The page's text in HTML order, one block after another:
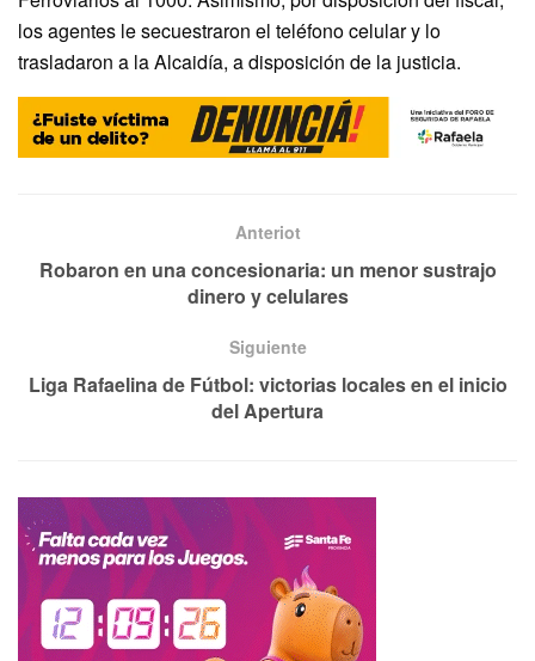
los agentes le secuestraron el teléfono celular y lo
trasladaron a la Alcaidía, a disposición de la justicia.
Anteriot
Robaron en una concesionaria: un menor sustrajo
dinero y celulares
Siguiente
Liga Rafaelina de Fútbol: victorias locales en el inicio
del Apertura